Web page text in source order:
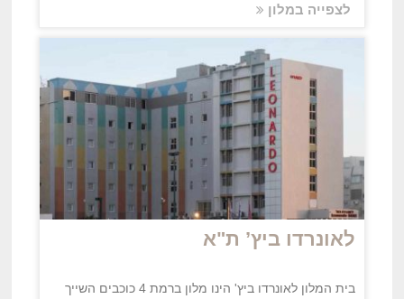
לצפייה במלון
לאונרדו ביץ’ ת"א
בית המלון לאונרדו ביץ' הינו מלון ברמת 4 כוכבים השייך